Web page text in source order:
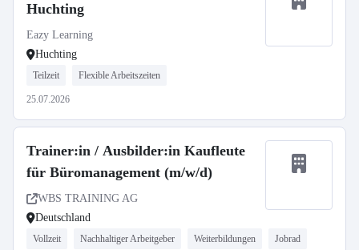
Huchting
Eazy Learning
Huchting
Teilzeit Flexible Arbeitszeiten
25.07.2026
Trainer:in / Ausbilder:in Kaufleute
für Büromanagement (m/w/d)
WBS TRAINING AG
Deutschland
Vollzeit Nachhaltiger Arbeitgeber Weiterbildungen Jobrad